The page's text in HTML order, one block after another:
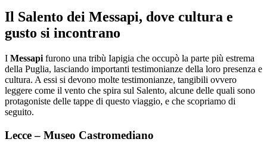
Il Salento dei Messapi, dove cultura e
gusto si incontrano
I Messapi furono una tribù Iapigia che occupò la parte più estrema
della Puglia, lasciando importanti testimonianze della loro presenza e
cultura. A essi si devono molte testimonianze, tangibili ovvero
leggere come il vento che spira sul Salento, alcune delle quali sono
protagoniste delle tappe di questo viaggio, e che scopriamo di
seguito.
Lecce – Museo Castromediano